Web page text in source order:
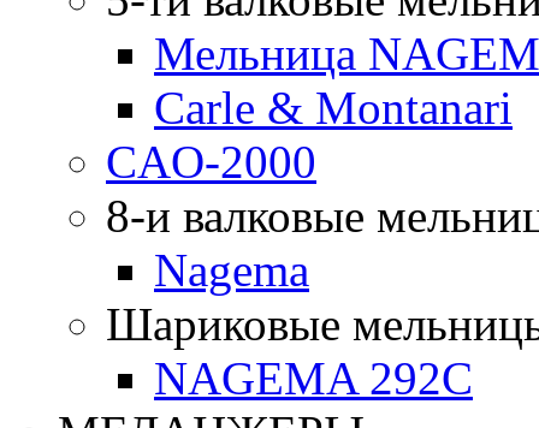
Мельница
Carle & Montanari
CAO-2000
8-и валковые
Nagema
Шариковые
NAGEMA 292C